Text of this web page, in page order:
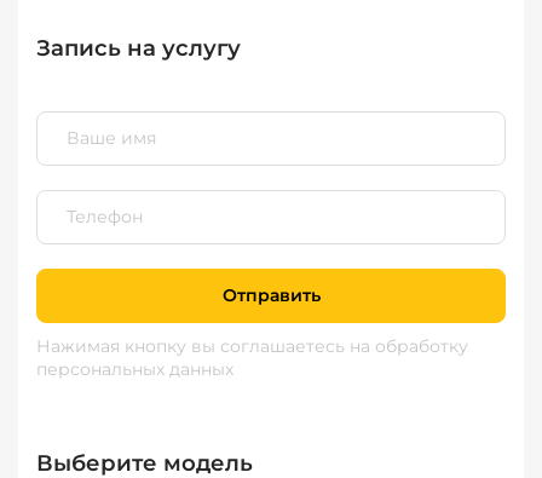
Запись на услугу
Отправить
Нажимая кнопку вы соглашаетесь на обработку
персональных данных
Выберите модель